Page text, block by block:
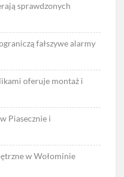
sprawdzonych
fałszywe alarmy
oferuje montaż i
Piasecznie i
w Wołominie